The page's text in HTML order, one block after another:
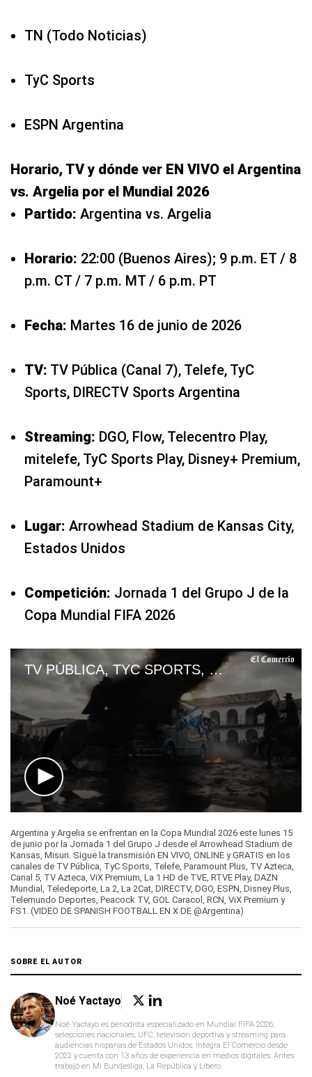
TN (Todo Noticias)
TyC Sports
ESPN Argentina
Horario, TV y dónde ver EN VIVO el Argentina
vs. Argelia por el Mundial 2026
Partido: Argentina vs. Argelia
Horario: 22:00 (Buenos Aires); 9 p.m. ET / 8
p.m. CT / 7 p.m. MT / 6 p.m. PT
Fecha: Martes 16 de junio de 2026
TV: TV Pública (Canal 7), Telefe, TyC
Sports, DIRECTV Sports Argentina
Streaming: DGO, Flow, Telecentro Play,
mitelefe, TyC Sports Play, Disney+ Premium,
Paramount+
Lugar: Arrowhead Stadium de Kansas City,
Estados Unidos
Competición: Jornada 1 del Grupo J de la
Copa Mundial FIFA 2026
TV PÚBLICA, TYC SPORTS, TELEFE y DIRECTV EN VIVO — ver partido Argentina vs. Argelia por TV abierta y Online | Mundial 2026 | VIDEO
seconds
of
1
minute,
11
seconds
Argentina y Argelia se enfrentan en la Copa Mundial 2026 este lunes 15
de junio por la Jornada 1 del Grupo J desde el Arrowhead Stadium de
Kansas, Misuri. Sigue la transmisión EN VIVO, ONLINE y GRATIS en los
canales de TV Pública, TyC Sports, Telefe, Paramount Plus, TV Azteca,
Canal 5, TV Azteca, ViX Premium, La 1 HD de TVE, RTVE Play, DAZN
Mundial, Teledeporte, La 2, La 2Cat, DIRECTV, DGO, ESPN, Disney Plus,
Telemundo Deportes, Peacock TV, GOL Caracol, RCN, ViX Premium y
FS1. (VIDEO DE SPANISH FOOTBALL EN X DE @Argentina)
SOBRE EL AUTOR
Noé Yactayo
Noé Yactayo es periodista especializado en Mundial FIFA 2026,
selecciones nacionales, UFC, televisión deportiva y streaming para
audiencias hispanas de Estados Unidos. Integra El Comercio desde
2022 y cuenta con 13 años de experiencia en medios digitales. Antes
trabajó en Mi Bundesliga, La República y Líbero.